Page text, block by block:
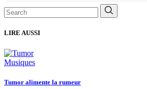
Search
for:
LIRE AUSSI
Musiques
Tumor alimente la rumeur